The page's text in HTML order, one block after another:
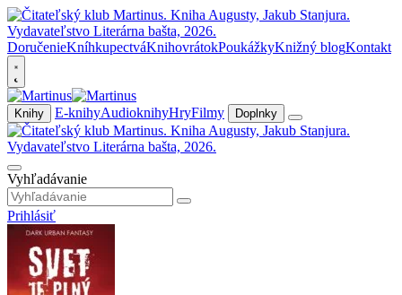
DoručenieKníhkupectváKnihovrátokPoukážkyKnižný blogKontakt
Knihy E-knihyAudioknihyHryFilmy Doplnky
Vyhľadávanie
Prihlásiť